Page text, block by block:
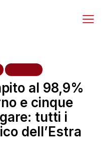
al 98,9%
e cinque
tutti i
dell’Estra